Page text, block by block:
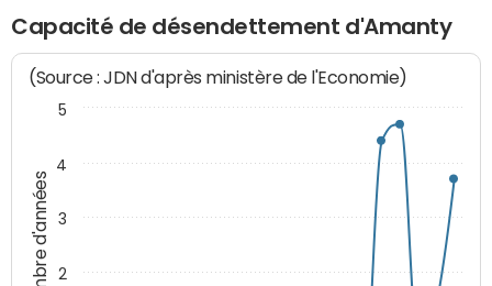
Capacité de désendettement d'Amanty
Nombre d'années
(Source : JDN d'après ministère de l'Economie)
2
3
4
5